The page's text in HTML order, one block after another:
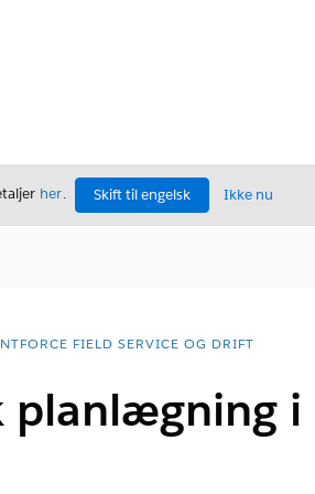
her. Skift til engelsk Ikke nu
FIELD SERVICE OG DRIFT
planlægning i